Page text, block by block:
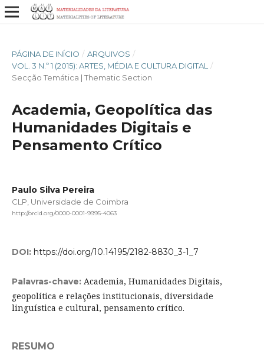
PÁGINA DE INÍCIO / ARQUIVOS /
VOL. 3 N.º 1 (2015): ARTES, MÉDIA E CULTURA DIGITAL
/
Secção Temática | Thematic Section
Academia, Geopolítica das
Humanidades Digitais e
Pensamento Crítico
Paulo Silva Pereira
CLP, Universidade de Coimbra
http://orcid.org/0000-0001-9995-4063
DOI: https://doi.org/10.14195/2182-8830_3-1_7
Palavras-chave: Academia, Humanidades Digitais,
geopolítica e relações institucionais, diversidade
linguística e cultural, pensamento crítico.
RESUMO